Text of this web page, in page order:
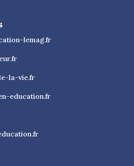
lemag.fr
la-vie.fr
education.fr